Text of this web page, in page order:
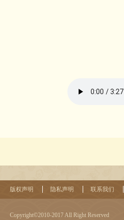
版权声明 隐私声明 联系我们
Copyright©2010-2017 All Right Reserved